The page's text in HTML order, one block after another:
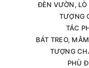
ĐÈN VƯỜN, LÒ
TƯỢNG
TÁC
BÁT TREO,
TƯỢNG
PHÙ